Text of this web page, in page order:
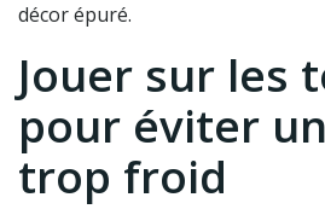
décor épuré.
Jouer sur les
pour éviter
trop froid